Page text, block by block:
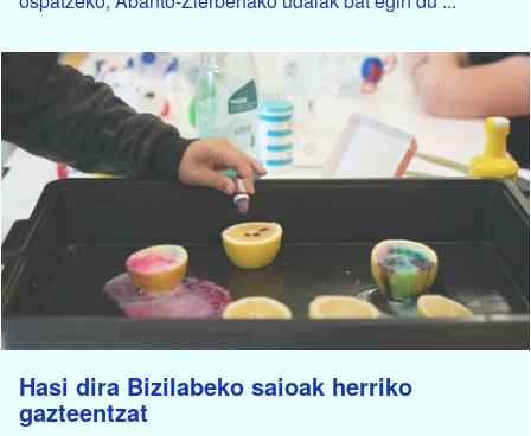
Hasi dira Bizilabeko saioak herriko
gazteentzat